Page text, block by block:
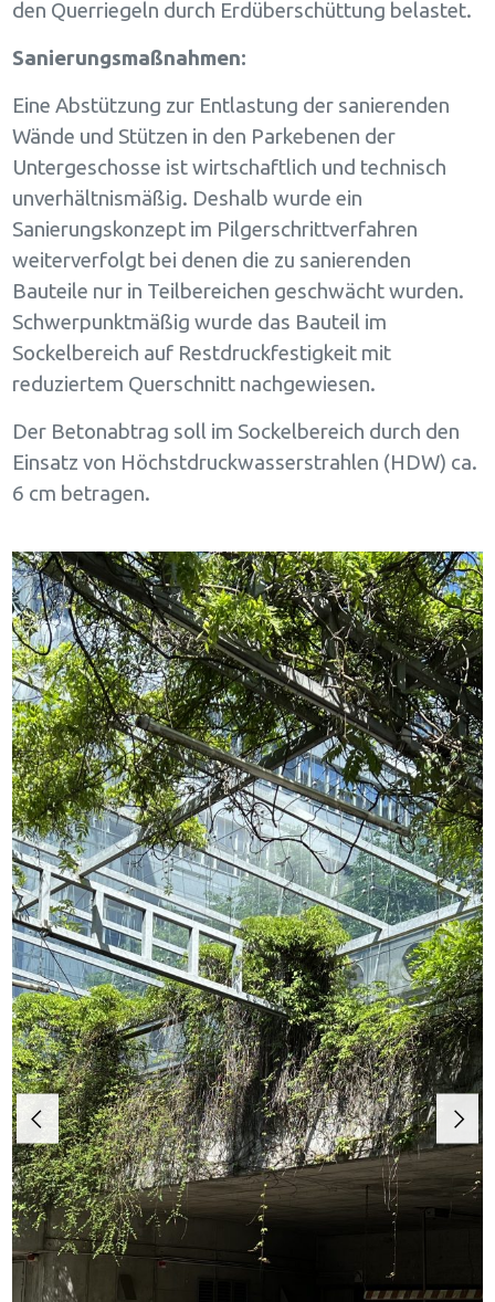
den Querriegeln durch Erdüberschüttung belastet.
Sanierungsmaßnahmen:
Eine Abstützung zur Entlastung der sanierenden
Wände und Stützen in den Parkebenen der
Untergeschosse ist wirtschaftlich und technisch
unverhältnismäßig. Deshalb wurde ein
Sanierungskonzept im Pilgerschrittverfahren
weiterverfolgt bei denen die zu sanierenden
Bauteile nur in Teilbereichen geschwächt wurden.
Schwerpunktmäßig wurde das Bauteil im
Sockelbereich auf Restdruckfestigkeit mit
reduziertem Querschnitt nachgewiesen.
Der Betonabtrag soll im Sockelbereich durch den
Einsatz von Höchstdruckwasserstrahlen (HDW) ca.
6 cm betragen.